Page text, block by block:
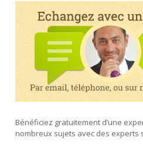
Bénéficiez gratuitement d’une
nombreux sujets avec des experts